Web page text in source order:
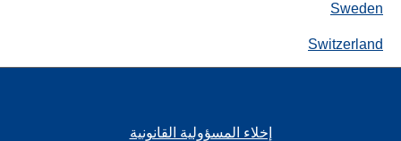
Sweden
Switzerland
إخلاء المسؤولية القانونية